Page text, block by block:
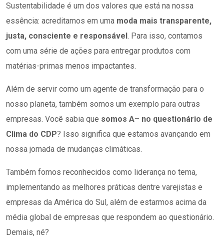
Sustentabilidade é um dos valores que está na nossa
essência: acreditamos em uma moda mais transparente,
justa, consciente e responsável. Para isso, contamos
com uma série de ações para entregar produtos com
matérias-primas menos impactantes.
Além de servir como um agente de transformação para o
nosso planeta, também somos um exemplo para outras
empresas. Você sabia que somos A– no questionário de
Clima do CDP? Isso significa que estamos avançando em
nossa jornada de mudanças climáticas.
Também fomos reconhecidos como liderança no tema,
implementando as melhores práticas dentre varejistas e
empresas da América do Sul, além de estarmos acima da
média global de empresas que respondem ao questionário.
Demais, né?